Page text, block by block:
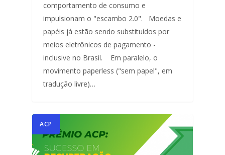
comportamento de consumo e
impulsionam o "escambo 2.0". Moedas e
papéis já estão sendo substituídos por
meios eletrônicos de pagamento -
inclusive no Brasil. Em paralelo, o
movimento paperless ("sem papel", em
tradução livre)…
ACP